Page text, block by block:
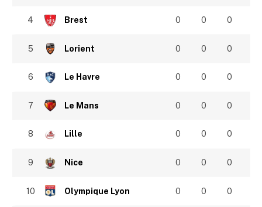
4 Brest 0 0 0
5 Lorient 0 0 0
6 Le Havre 0 0 0
7 Le Mans 0 0 0
8 Lille 0 0 0
9 Nice 0 0 0
10 Olympique Lyon 0 0 0